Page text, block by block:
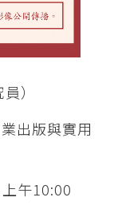
）
出版與實用
午10:00